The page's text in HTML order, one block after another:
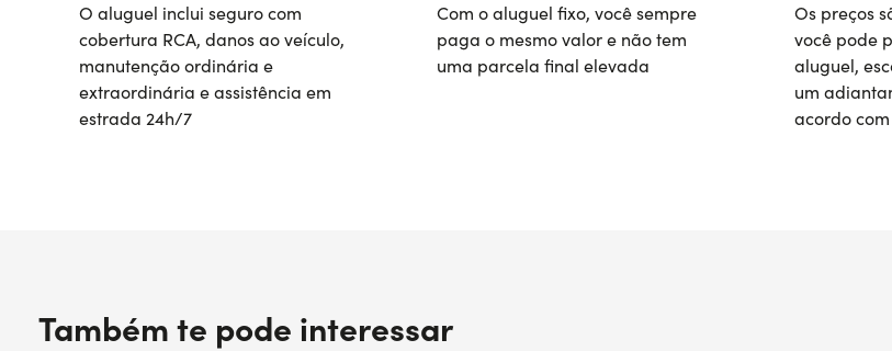
O aluguel inclui seguro com
cobertura RCA, danos ao veículo,
manutenção ordinária e
extraordinária e assistência em
estrada 24h/7
Com o aluguel fixo, você sempre
paga o mesmo valor e não tem
uma parcela final elevada
Os preços
você pode
aluguel,
um
acordo
Também te pode interessar